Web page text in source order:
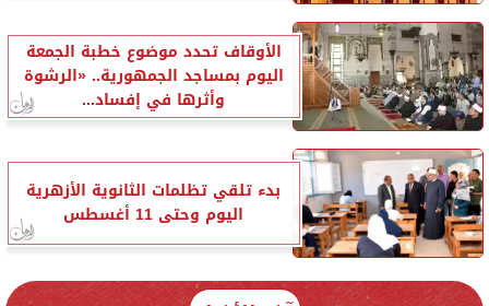
الأوقاف تحدد موضوع خطبة الجمعة
اليوم بمساجد الجمهورية.. «الرشوة
وأثرها في إفساد...
بدء تلقي تظلمات الثانوية الأزهرية
اليوم وحتى 11 أغسطس